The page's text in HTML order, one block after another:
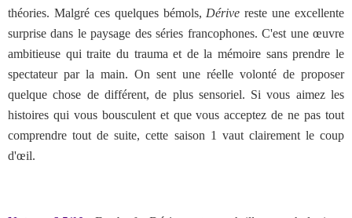
théories. Malgré ces quelques bémols, Dérive reste une excellente
surprise dans le paysage des séries francophones. C'est une œuvre
ambitieuse qui traite du trauma et de la mémoire sans prendre le
spectateur par la main. On sent une réelle volonté de proposer
quelque chose de différent, de plus sensoriel. Si vous aimez les
histoires qui vous bousculent et que vous acceptez de ne pas tout
comprendre tout de suite, cette saison 1 vaut clairement le coup
d'œil.